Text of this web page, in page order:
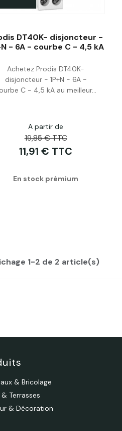
Acheter
DT40K- disjoncteur -
- 6A - courbe C - 4,5 kA
Achetez Prodis DT40K-
disjoncteur - 1P+N - 6A -
C - 4,5 kA au meilleur...
A partir de
19,85 € TTC
11,91 € TTC
En stock prémium
1-2 de 2 article(s)
& Bricolage
Terrasses
& Décoration